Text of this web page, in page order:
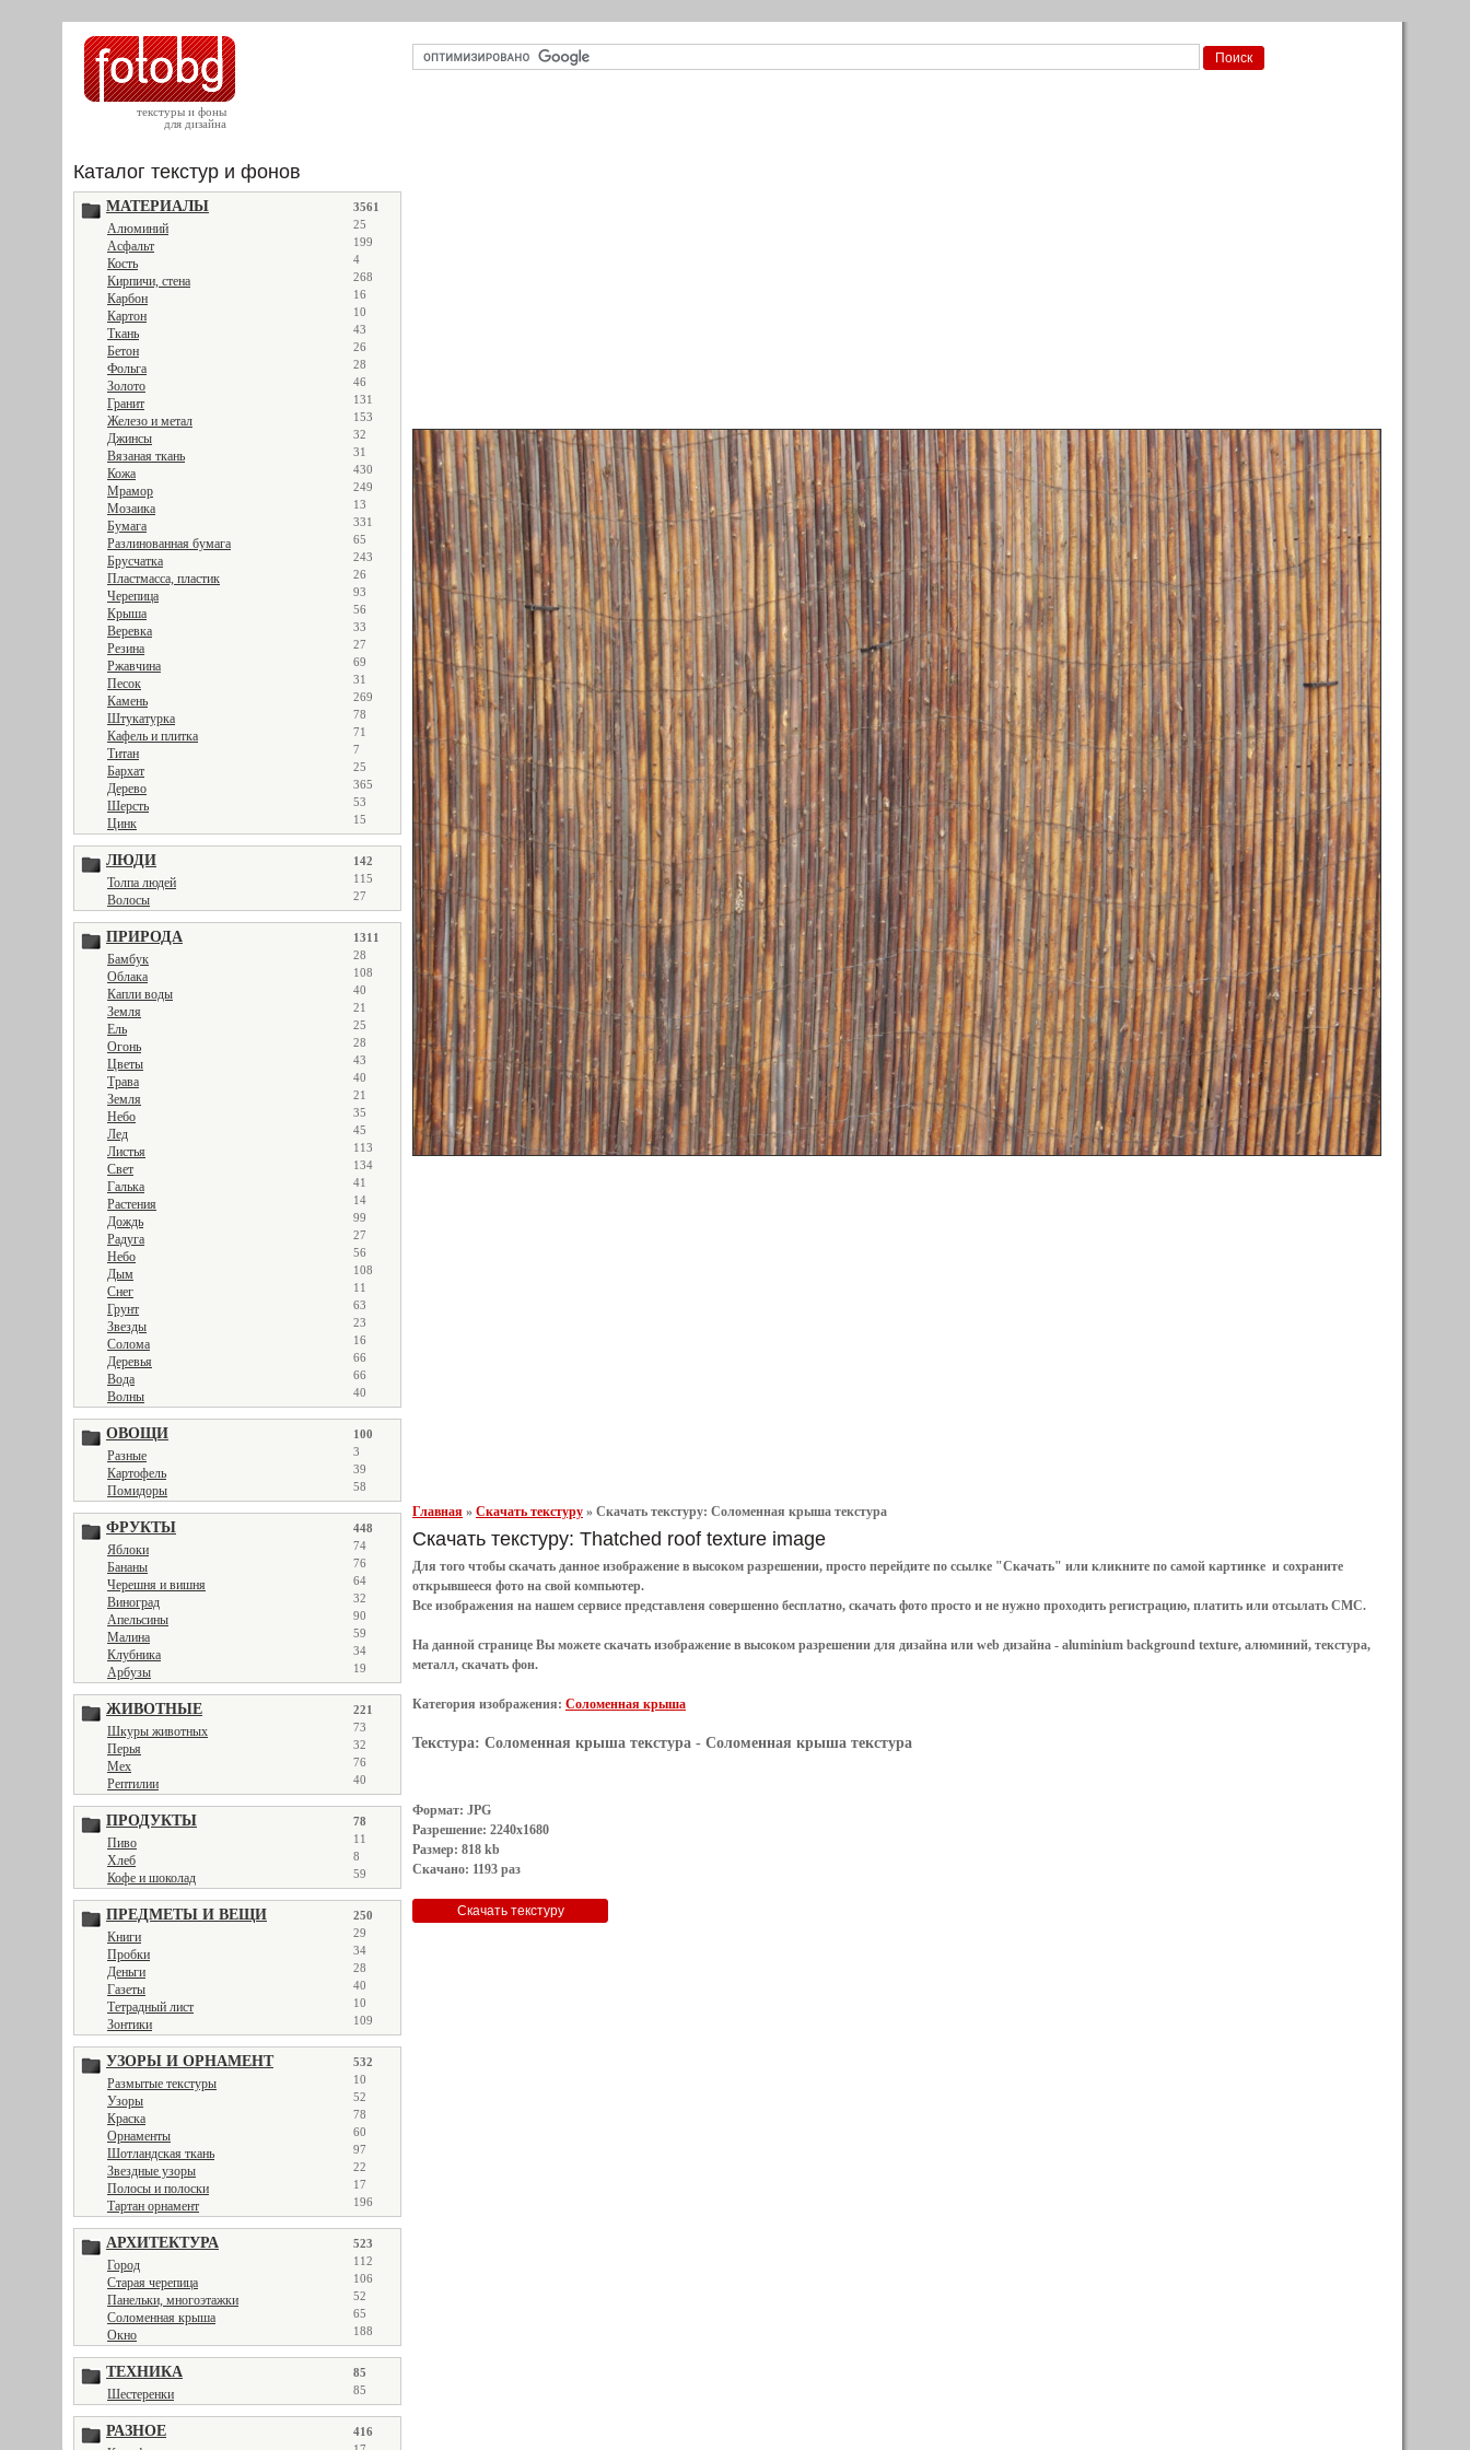
текстуры и фоны
для дизайна
Каталог текстур и фонов
МАТЕРИАЛЫ 3561
Алюминий 25
Асфальт 199
Кость 4
Кирпичи, стена 268
Карбон 16
Картон 10
Ткань 43
Бетон 26
Фольга 28
Золото 46
Гранит 131
Железо и метал 153
Джинсы 32
Вязаная ткань 31
Кожа 430
Мрамор 249
Мозаика 13
Бумага 331
Разлинованная бумага 65
Брусчатка 243
Пластмасса, пластик 26
Черепица 93
Крыша 56
Веревка 33
Резина 27
Ржавчина 69
Песок 31
Камень 269
Штукатурка 78
Кафель и плитка 71
Титан 7
Бархат 25
Дерево 365
Шерсть 53
Цинк 15
ЛЮДИ 142
Толпа людей 115
Волосы 27
ПРИРОДА 1311
Бамбук 28
Облака 108
Капли воды 40
Земля 21
Ель 25
Огонь 28
Цветы 43
Трава 40
Земля 21
Небо 35
Лед 45
Листья 113
Свет 134
Галька 41
Растения 14
Дождь 99
Радуга 27
Небо 56
Дым 108
Снег 11
Грунт 63
Звезды 23
Солома 16
Деревья 66
Вода 66
Волны 40
ОВОЩИ 100
Разные 3
Картофель 39
Помидоры 58
ФРУКТЫ 448
Яблоки 74
Бананы 76
Черешня и вишня 64
Виноград 32
Апельсины 90
Малина 59
Клубника 34
Арбузы 19
ЖИВОТНЫЕ 221
Шкуры животных 73
Перья 32
Мех 76
Рептилии 40
ПРОДУКТЫ 78
Пиво 11
Хлеб 8
Кофе и шоколад 59
ПРЕДМЕТЫ И ВЕЩИ 250
Книги 29
Пробки 34
Деньги 28
Газеты 40
Тетрадный лист 10
Зонтики 109
УЗОРЫ И ОРНАМЕНТ 532
Размытые текстуры 10
Узоры 52
Краска 78
Орнаменты 60
Шотландская ткань 97
Звездные узоры 22
Полосы и полоски 17
Тартан орнамент 196
АРХИТЕКТУРА 523
Город 112
Старая черепица 106
Панельки, многоэтажки 52
Соломенная крыша 65
Окно 188
ТЕХНИКА 85
Шестеренки 85
РАЗНОЕ 416
Главная » Скачать текстуру » Скачать текстуру: Соломенная крыша текстура
Скачать текстуру: Thatched roof texture image
Для того чтобы скачать данное изображение в высоком разрешении, просто перейдите по ссылке "Скачать" или кликните по самой картинке и сохраните
открывшееся фото на свой компьютер.
Все изображения на нашем сервисе представленя совершенно бесплатно, скачать фото просто и не нужно проходить регистрацию, платить или отсылать СМС.
На данной странице Вы можете скачать изображение в высоком разрешении для дизайна или web дизайна - aluminium background texture, алюминий, текстура,
металл, скачать фон.
Категория изображения: Соломенная крыша
Текстура: Соломенная крыша текстура - Соломенная крыша текстура
Формат: JPG
Разрешение: 2240x1680
Размер: 818 kb
Скачано: 1193 раз